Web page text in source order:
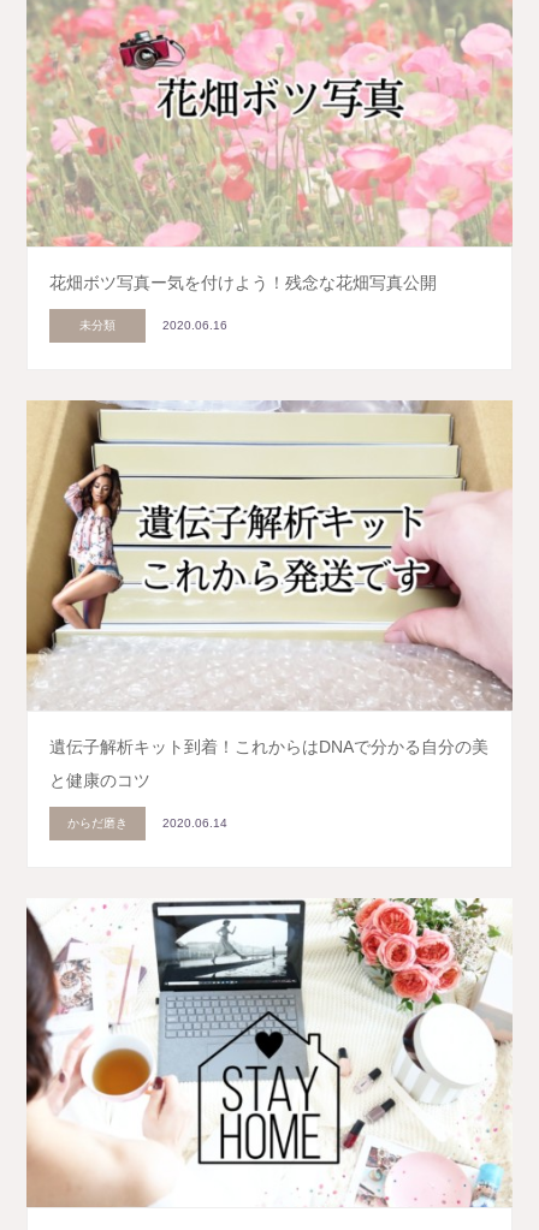
花畑ボツ写真ー気を付けよう！残念な花畑写真公開
未分類 2020.06.16
遺伝子解析キット到着！これからはDNAで分かる自分の美
と健康のコツ
からだ磨き 2020.06.14